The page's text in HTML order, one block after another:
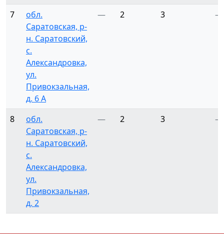
7
обл.
Саратовская, р-
н. Саратовский,
с.
Александровка,
ул.
Привокзальная,
д. 6 А
— 2 3 —
8
обл.
Саратовская, р-
н. Саратовский,
с.
Александровка,
ул.
Привокзальная,
д. 2
— 2 3 —